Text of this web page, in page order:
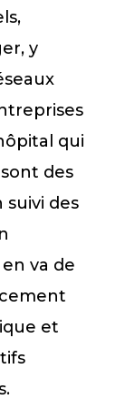
y
qui
des
des
va de
et